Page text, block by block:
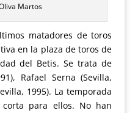
Martos
matadores de toros
en la plaza de toros de
del Betis. Se trata de
Rafael Serna (Sevilla,
1995). La temporada
para ellos. No han